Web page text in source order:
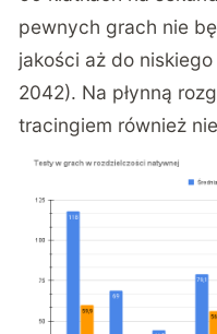
pewnych grach nie
jakości aż do
2042). Na płynną
tracingiem również